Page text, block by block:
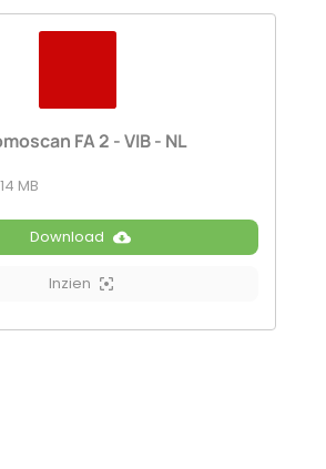
FA 2 - VIB - NL
MB
Download
Inzien